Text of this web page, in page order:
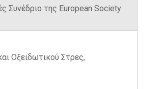
Συνέδριο της European Society
Οξειδωτικού Στρες,